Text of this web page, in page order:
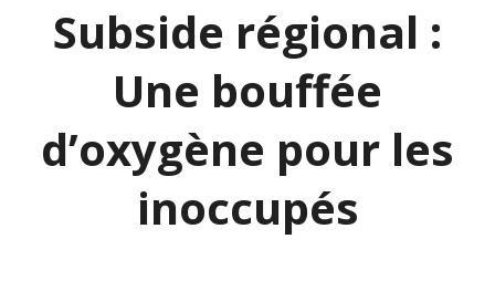
Subside régional :
Une bouffée
d’oxygène pour les
inoccupés